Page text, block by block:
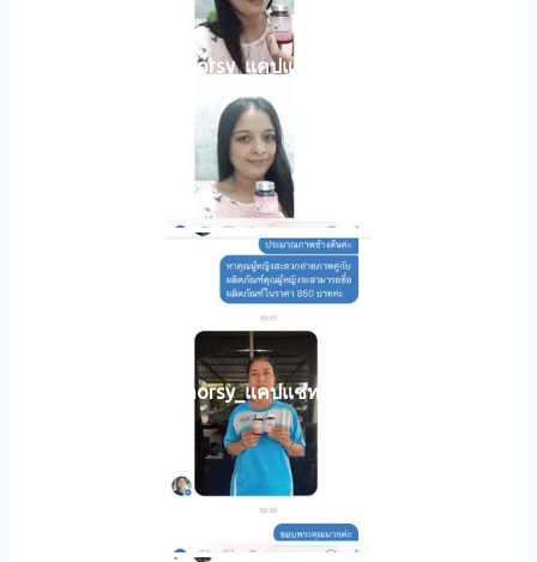
horsy_แคปแชท026
horsy_แคปแชท025